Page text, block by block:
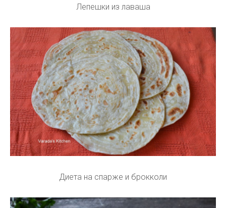
Лепешки из лаваша
Диета на спарже и брокколи